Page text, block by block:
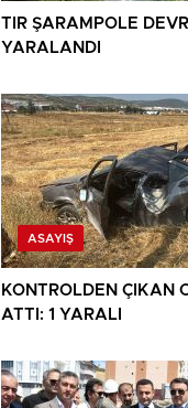
TIR ŞARAMPOLE
YARALANDI
ASAYIŞ
KONTROLDEN ÇIKAN
ATTI: 1 YARALI